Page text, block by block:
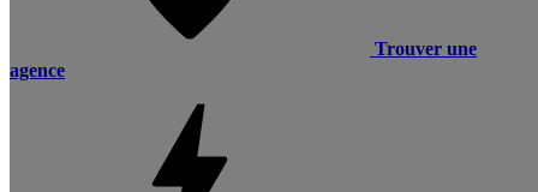
Trouver une
agence